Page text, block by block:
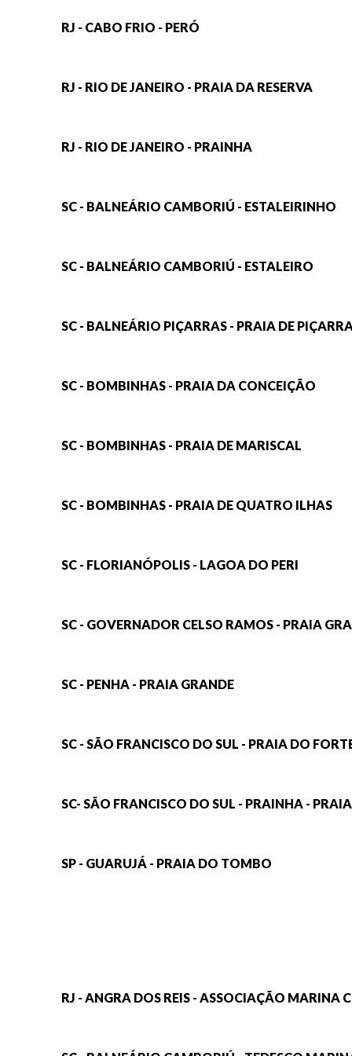
RJ - CABO FRIO - PERÓ
RJ - RIO DE JANEIRO - PRAIA DA RESERVA
RJ - RIO DE JANEIRO - PRAINHA
SC - BALNEÁRIO CAMBORIÚ - ESTALEIRINHO
SC - BALNEÁRIO CAMBORIÚ - ESTALEIRO
SC - BALNEÁRIO PIÇARRAS - PRAIA DE
SC - BOMBINHAS - PRAIA DA CONCEIÇÃO
SC - BOMBINHAS - PRAIA DE MARISCAL
SC - BOMBINHAS - PRAIA DE QUATRO ILHAS
SC - FLORIANÓPOLIS - LAGOA DO PERI
SC - GOVERNADOR CELSO RAMOS - PRAIA
SC - PENHA - PRAIA GRANDE
SC - SÃO FRANCISCO DO SUL - PRAIA DO
SC- SÃO FRANCISCO DO SUL - PRAINHA -
SP - GUARUJÁ - PRAIA DO TOMBO
RJ - ANGRA DOS REIS - ASSOCIAÇÃO MARINA